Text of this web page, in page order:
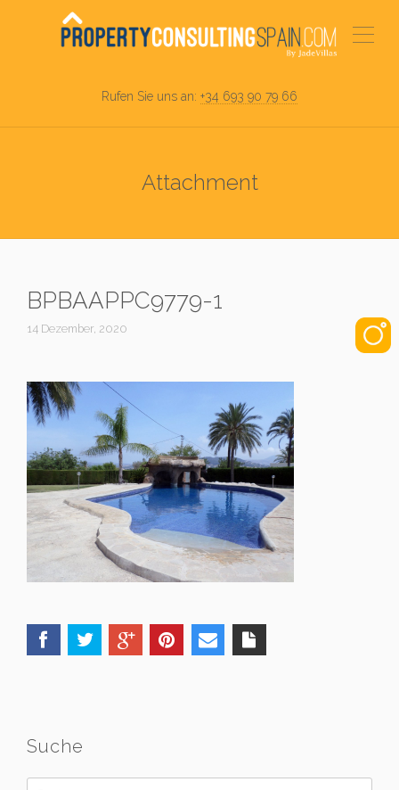
Rufen Sie uns an: +34 693 90 79 66
Attachment
BPBAAPPC9779-1
14 Dezember, 2020
Suche